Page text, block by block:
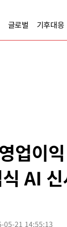
글로벌 기후대응
업이
AI
05-21 14:55:13